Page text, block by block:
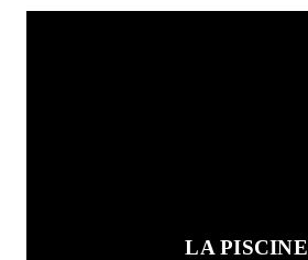
LA PISCINE